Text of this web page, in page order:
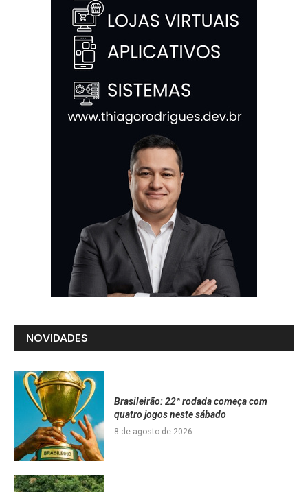
NOVIDADES
Brasileirão: 22ª rodada começa com
quatro jogos neste sábado
8 de agosto de 2026